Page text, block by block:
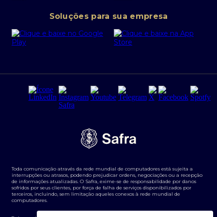
Portal da Privacidade
PRSAC
Regras e Parâmetros de Atuação Banco Safra
Segurança da Informação
Tarifas e serviços Pessoa Física
Transparência de remuneração
Termos e Condições para Portabilidade de Investimento
Cartão Safra Empresas
Empréstimo e financiamentos PJ
Derivativos
Agronegócios
Soluções para sua empresa
Toda comunicação através da rede mundial de computadores está sujeita a
interrupções ou atrasos, podendo prejudicar ordens, negociações ou a recepção
de informações atualizadas. O Safra, exime-se de responsabilidade por danos
sofridos por seus clientes, por força de falha de serviços disponibilizados por
terceiros, incluindo, sem limitação aqueles conexos à rede mundial de
computadores.